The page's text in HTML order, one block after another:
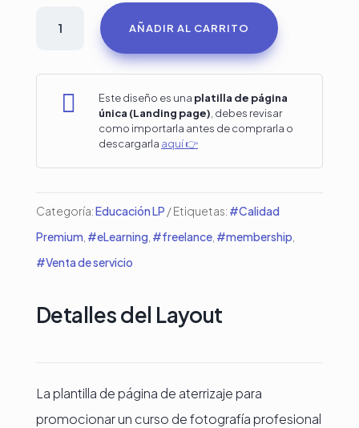
profesional
cantidad
AÑADIR AL CARRITO
 Este diseño es una platilla de página
única (Landing page) , debes revisar
como importarla antes de comprarla o
descargarla aquí 👉
Categoría:Educación LP Etiquetas: #Calidad
Premium #eLearning #freelance, #membership
#Venta de servicio
Detalles del Layout
La plantilla de página de aterrizaje para
promocionar un curso de fotografía profesional